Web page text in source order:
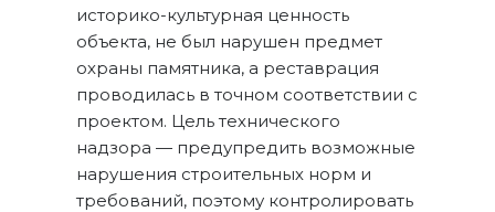
историко-культурная ценность
объекта, не был нарушен предмет
охраны памятника, а реставрация
проводилась в точном соответствии с
проектом. Цель технического
надзора — предупредить возможные
нарушения строительных норм и
требований, поэтому контролировать